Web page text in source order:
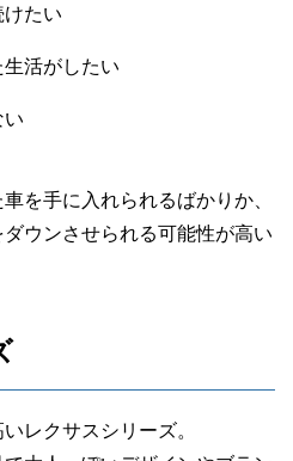
たい
活がしたい
い
を手に入れられるばかりか、
ウンさせられる可能性が高い
レクサスシリーズ。